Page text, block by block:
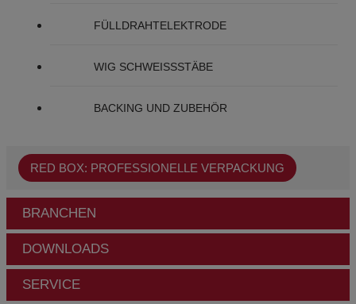
FÜLLDRAHTELEKTRODE
WIG SCHWEISSSTÄBE
BACKING UND ZUBEHÖR
RED BOX: PROFESSIONELLE VERPACKUNG
BRANCHEN
DOWNLOADS
SERVICE